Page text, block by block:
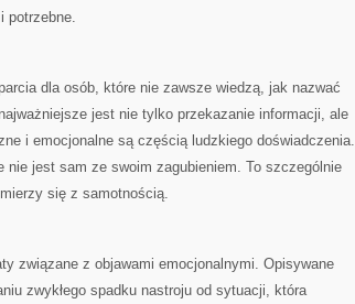
potrzebne.
dla osób, które nie zawsze wiedzą, jak nazwać
jest nie tylko przekazanie informacji, ale
i emocjonalne są częścią ludzkiego doświadczenia.
jest sam ze swoim zagubieniem. To szczególnie
się z samotnością.
związane z objawami emocjonalnymi. Opisywane
zwykłego spadku nastroju od sytuacji, która